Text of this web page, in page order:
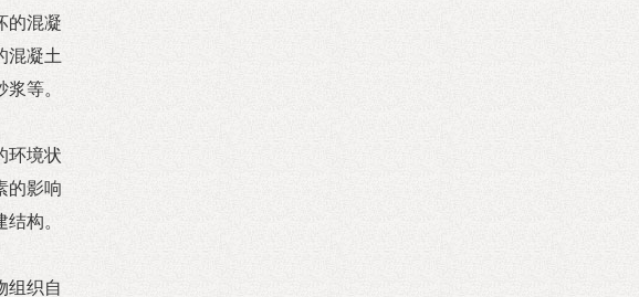
的混凝
混凝土
等。
环境状
的影响
构。
组织自